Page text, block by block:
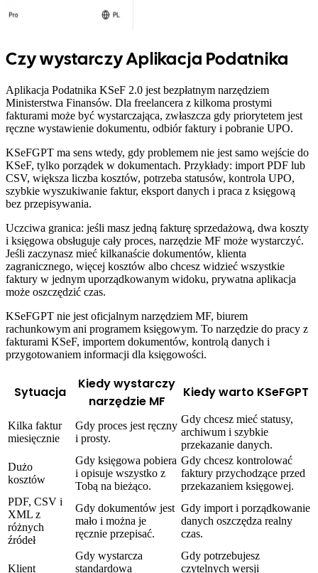
Czy wystarczy Aplikacja Podatnika
Aplikacja Podatnika KSeF 2.0 jest bezpłatnym narzędziem
Ministerstwa Finansów. Dla freelancera z kilkoma prostymi
fakturami może być wystarczająca, zwłaszcza gdy priorytetem jest
ręczne wystawienie dokumentu, odbiór faktury i pobranie UPO.
KSeFGPT ma sens wtedy, gdy problemem nie jest samo wejście do
KSeF, tylko porządek w dokumentach. Przykłady: import PDF lub
CSV, większa liczba kosztów, potrzeba statusów, kontrola UPO,
szybkie wyszukiwanie faktur, eksport danych i praca z księgową
bez przepisywania.
Uczciwa granica: jeśli masz jedną fakturę sprzedażową, dwa koszty
i księgowa obsługuje cały proces, narzędzie MF może wystarczyć.
Jeśli zaczynasz mieć kilkanaście dokumentów, klienta
zagranicznego, więcej kosztów albo chcesz widzieć wszystkie
faktury w jednym uporządkowanym widoku, prywatna aplikacja
może oszczędzić czas.
KSeFGPT nie jest oficjalnym narzędziem MF, biurem
rachunkowym ani programem księgowym. To narzędzie do pracy z
fakturami KSeF, importem dokumentów, kontrolą danych i
przygotowaniem informacji dla księgowości.
Sytuacja
Kiedy wystarczy
narzędzie MF
Kiedy warto KSeFGPT
Kilka faktur
miesięcznie
Gdy proces jest ręczny
i prosty.
Gdy chcesz mieć statusy,
archiwum i szybkie
przekazanie danych.
Dużo
kosztów
Gdy księgowa pobiera
i opisuje wszystko z
Tobą na bieżąco.
Gdy chcesz kontrolować
faktury przychodzące przed
przekazaniem księgowej.
PDF, CSV i
XML z
różnych
źródeł
Gdy dokumentów jest
mało i można je
ręcznie przepisać.
Gdy import i porządkowanie
danych oszczędza realny
czas.
Klient
Gdy wystarcza
standardowa
Gdy potrzebujesz
czytelnych wersji